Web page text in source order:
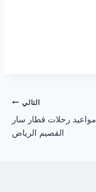
التالي
مواعيد رحلات قطار سار
القصيم الرياض